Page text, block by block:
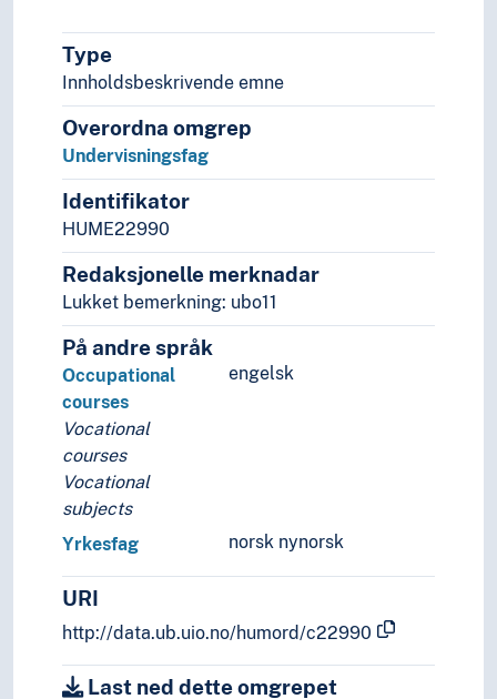
Type
Innholdsbeskrivende emne
Overordna omgrep
Undervisningsfag
Identifikator
HUME22990
Redaksjonelle merknadar
Lukket bemerkning: ubo11
På andre språk
engelsk
Occupational
courses
Vocational
courses
Vocational
subjects
norsk nynorsk
Yrkesfag
URI
http://data.ub.uio.no/humord/c22990
Last ned dette omgrepet